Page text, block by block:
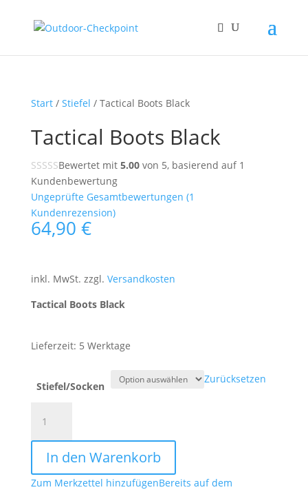
Start/ Stiefel / Tactical Boots Black
Tactical Boots Black
Bewertet mit 5.00von 5, basierend auf 1
Kundenbewertung
Ungeprüfte Gesamtbewertungen (1
Kundenrezension)
64,90 €
inkl. MwSt. zzgl. Versandkosten
Tactical Boots Black
Lieferzeit: 5 Werktage
Stiefel/Socken
Zurücksetzen
Boots
Black
MengeIn den Warenkorb
Zum Merkzettel hinzufügenBereits auf dem